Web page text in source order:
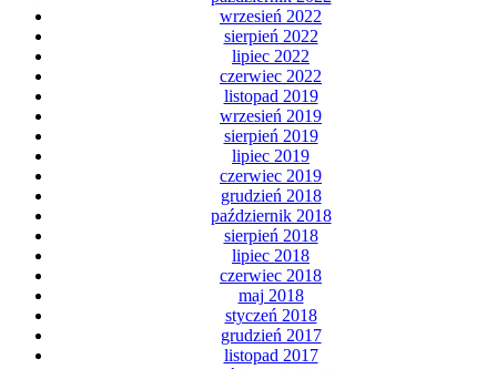
wrzesień 2022
sierpień 2022
lipiec 2022
czerwiec 2022
listopad 2019
wrzesień 2019
sierpień 2019
lipiec 2019
czerwiec 2019
grudzień 2018
październik 2018
sierpień 2018
lipiec 2018
czerwiec 2018
maj 2018
styczeń 2018
grudzień 2017
listopad 2017